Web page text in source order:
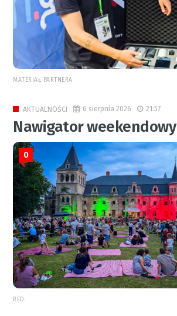
MATERIAŁ PARTNERA
AKTUALNOŚCI 6 sierpnia 2026 21:57
Nawigator weekendowy
0
RED.